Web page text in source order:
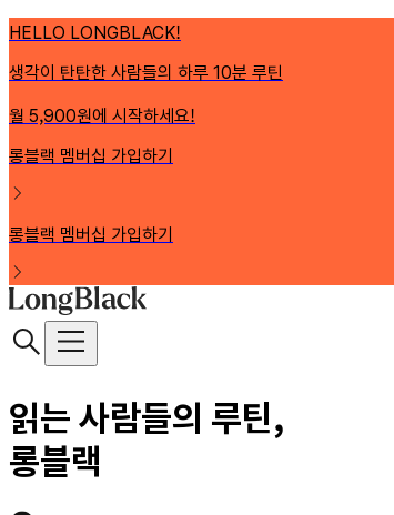
HELLO LONGBLACK!
생각이 탄탄한 사람들의 하루 10분 루틴
월 5,900원에 시작하세요!
롱블랙 멤버십 가입하기
롱블랙 멤버십 가입하기
읽는 사람들의 루틴,
롱블랙